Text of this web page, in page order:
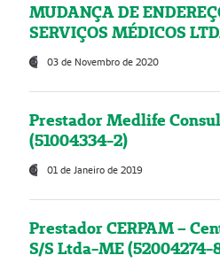
MUDANÇA DE
SERVIÇOS MÉDICOS
03 de Novembro de 2020
Prestador Medlife
(51004334-2)
01 de Janeiro de 2019
Prestador CERPAM –
S/S Ltda-ME (52004274-